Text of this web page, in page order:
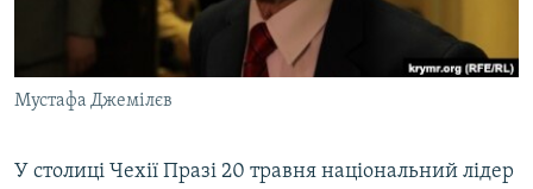
ВІДЕОУРОКИ «ELIFBE»
СВІДЧЕННЯ ОКУПАЦІЇ
УКРАЇНСЬКА ПРОБЛЕМА КРИМУ
Русский
Qırımtatar
Мустафа Джемілєв
У столиці Чехії Празі 20 травня національний лідер